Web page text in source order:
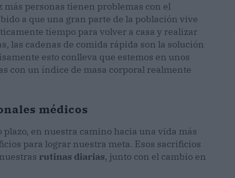
más personas tienen problemas con el
a que una gran parte de la población vive
tiempo para volver a casa y realizar
las cadenas de comida rápida son la solución
esto conlleva que estemos en unos
con un índice de masa corporal realmente
médicos
en nuestra camino hacia una vida más
para lograr nuestra meta. Esos sacrificios
rutinas diarias, junto con el cambio en